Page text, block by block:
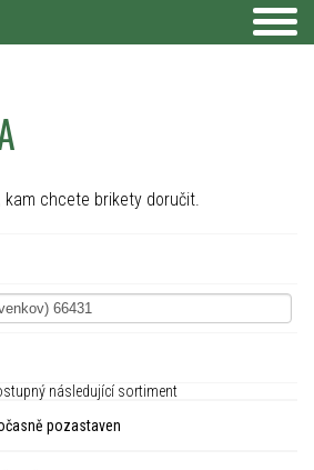
kam chcete brikety doručit.
následující sortiment
pozastaven